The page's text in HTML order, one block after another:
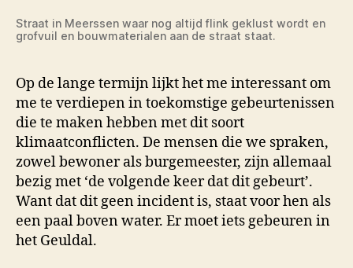
Straat in Meerssen waar nog altijd flink geklust wordt en
grofvuil en bouwmaterialen aan de straat staat.
Op de lange termijn lijkt het me interessant om
me te verdiepen in toekomstige gebeurtenissen
die te maken hebben met dit soort
klimaatconflicten. De mensen die we spraken,
zowel bewoner als burgemeester, zijn allemaal
bezig met ‘de volgende keer dat dit gebeurt’.
Want dat dit geen incident is, staat voor hen als
een paal boven water. Er moet iets gebeuren in
het Geuldal.